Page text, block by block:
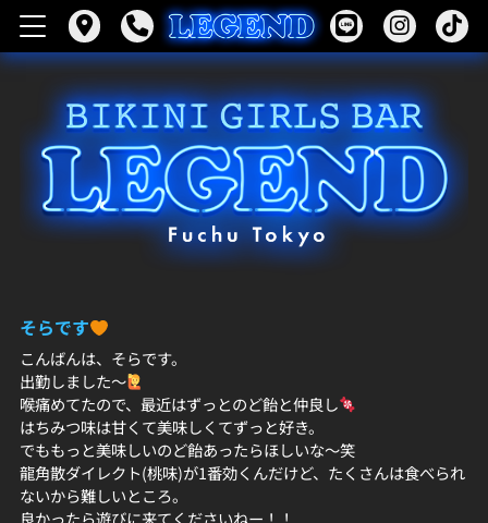
そらです‪
こんばんは、そらです。
出勤しました〜
喉痛めてたので、最近はずっとのど飴と仲良し
はちみつ味は甘くて美味しくてずっと好き。
でももっと美味しいのど飴あったらほしいな〜笑
龍角散ダイレクト(桃味)が1番効くんだけど、たくさんは食べられ
ないから難しいところ。